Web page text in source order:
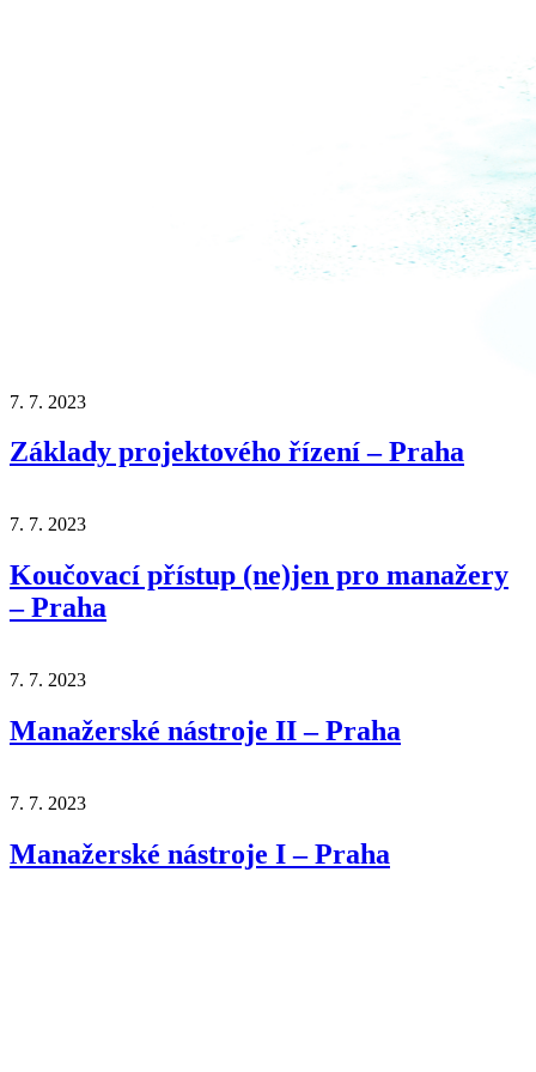
7. 7. 2023
Základy projektového řízení – Praha
7. 7. 2023
Koučovací přístup (ne)jen pro manažery
– Praha
7. 7. 2023
Manažerské nástroje II – Praha
7. 7. 2023
Manažerské nástroje I – Praha